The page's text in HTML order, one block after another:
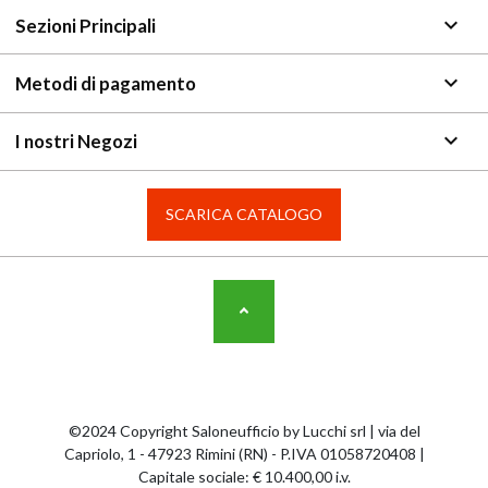
Sezioni Principali keyboard_arrow_down
Metodi di pagamento keyboard_arrow_down
I nostri Negozi keyboard_arrow_down
SCARICA CATALOGO
©2024 Copyright Saloneufficio by Lucchi srl | via del
Capriolo, 1 - 47923 Rimini (RN) - P.IVA 01058720408 |
Capitale sociale: € 10.400,00 i.v.